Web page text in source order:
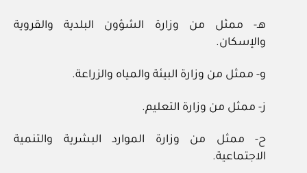
هـ- ممثل من وزارة الشؤون البلدية والقروية
والإسكان.
و- ممثل من وزارة البيئة والمياه والزراعة.
ز- ممثل من وزارة التعليم.
ح- ممثل من وزارة الموارد البشرية والتنمية
الاجتماعية.